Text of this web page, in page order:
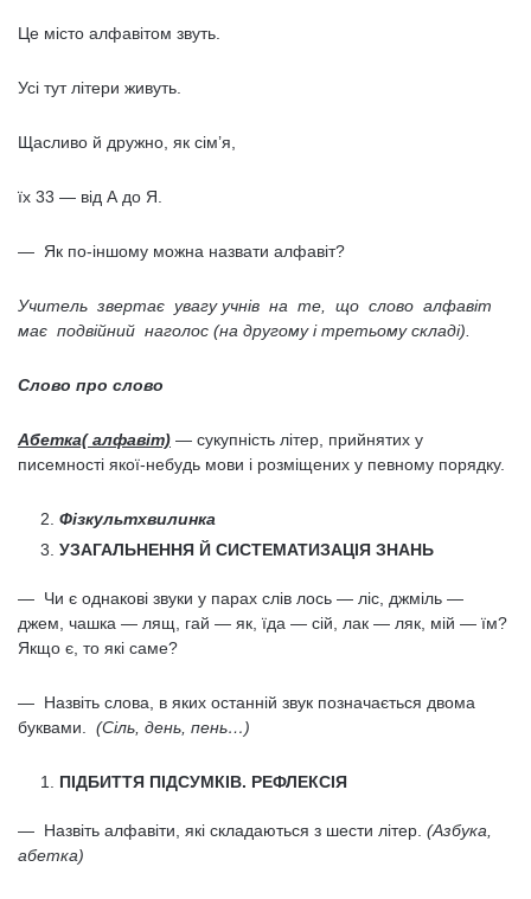
Це місто алфавітом звуть.
Усі тут літери живуть.
Щасливо й дружно, як сім’я,
їх 33 — від А до Я.
— Як по-іншому можна назвати алфавіт?
Учитель звертає увагу учнів на те, що слово алфавіт
має подвійний наголос (на другому і третьому складі).
Слово про слово
Абетка( алфавіт) — сукупність літер, прийнятих у
писемності якої-небудь мови і розміщених у певному порядку.
Фізкультхвилинка
УЗАГАЛЬНЕННЯ Й СИСТЕМАТИЗАЦІЯ ЗНАНЬ
— Чи є однакові звуки у парах слів лось — ліс, джміль —
джем, чашка — лящ, гай — як, їда — сій, лак — ляк, мій — їм?
Якщо є, то які саме?
— Назвіть слова, в яких останній звук позначається двома
буквами. (Сіль, день, пень…)
ПІДБИТТЯ ПІДСУМКІВ. РЕФЛЕКСІЯ
— Назвіть алфавіти, які складаються з шести літер. (Азбука,
абетка)